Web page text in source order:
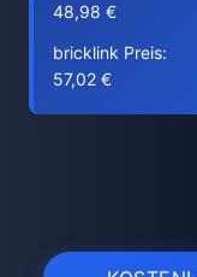
48,98 €
bricklink Preis:
57,02 €